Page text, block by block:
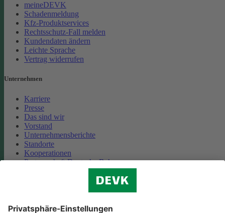
meineDEVK
Schadenmeldung
Kfz-Produktservices
Rechtsschutz-Fall melden
Kundendaten ändern
Leichte Sprache
Vertrag widerrufen
Unternehmen
Karriere
Presse
Das sind wir
Vorstand
Unternehmensberichte
Standorte
Kooperationen
Partnerschaft Deutsche Bahn